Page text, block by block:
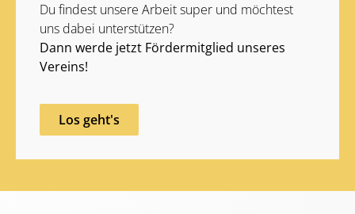
Du findest unsere Arbeit super und möchtest
uns dabei unterstützen?
Dann werde jetzt Fördermitglied unseres
Vereins!
Los geht's